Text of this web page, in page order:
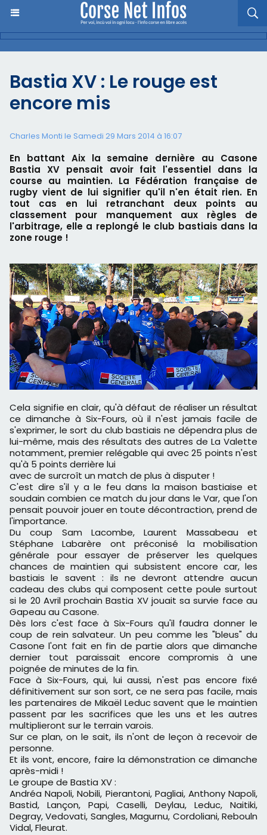
Bastia XV : Le rouge est
encore mis
Charles Monti le Samedi 29 Mars 2014 à 16:07
En battant Aix la semaine dernière au Casone
Bastia XV pensait avoir fait l'essentiel dans la
course au maintien. La Fédération française de
rugby vient de lui signifier qu'il n'en était rien. En
tout cas en lui retranchant deux points au
classement pour manquement aux règles de
l'arbitrage, elle a replongé le club bastiais dans la
zone rouge !
Cela signifie en clair, qu'à défaut de réaliser un résultat
ce dimanche à Six-Fours, où il n'est jamais facile de
s'exprimer, le sort du club bastiais ne dépendra plus de
lui-même, mais des résultats des autres de La Valette
notamment, premier relégable qui avec 25 points n'est
qu'à 5 points derrière lui
avec de surcroît un match de plus à disputer !
C'est dire s'il y a le feu dans la maison bastiaise et
soudain combien ce match du jour dans le Var, que l'on
pensait pouvoir jouer en toute décontraction, prend de
l'importance.
Du coup Sam Lacombe, Laurent Massabeau et
Stéphane Labarère ont préconisé la mobilisation
générale pour essayer de préserver les quelques
chances de maintien qui subsistent encore car, les
bastiais le savent : ils ne devront attendre aucun
cadeau des clubs qui composent cette poule surtout
si le 20 Avril prochain Bastia XV jouait sa survie face au
Gapeau au Casone.
Dès lors c'est face à Six-Fours qu'il faudra donner le
coup de rein salvateur. Un peu comme les "bleus" du
Casone l'ont fait en fin de partie alors que dimanche
dernier tout paraissait encore compromis à une
poignée de minutes de la fin.
Face à Six-Fours, qui, lui aussi, n'est pas encore fixé
définitivement sur son sort, ce ne sera pas facile, mais
les partenaires de Mikaël Leduc savent que le maintien
passent par les sacrifices que les uns et les autres
multiplieront sur le terrain varois.
Sur ce plan, on le sait, ils n'ont de leçon à recevoir de
personne.
Et ils vont, encore, faire la démonstration ce dimanche
après-midi !
Le groupe de Bastia XV :
Andréa Napoli, Nobili, Pierantoni, Pagliai, Anthony Napoli,
Bastid, Lançon, Papi, Caselli, Deylau, Leduc, Naitiki,
Degray, Vedovati, Sangles, Magurnu, Cordoliani, Rebouln
Vidal, Fleurat.